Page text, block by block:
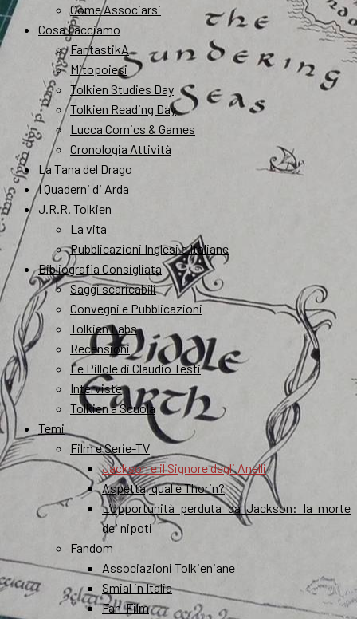
Come Associarsi
Cosa Facciamo
FantastikA
Mitopoiesi
Tolkien Studies Day
Tolkien Reading Day
Lucca Comics & Games
Cronologia Attività
La Tana del Drago
I Quaderni di Arda
J.R.R. Tolkien
La vita
Pubblicazioni Inglesi e Italiane
Bibliografia Consigliata
Saggi scaricabili
Convegni e Pubblicazioni
Tolkien Labs
Recensioni
Le Pillole di Claudio Testi
Interviste
Tolkien a Scuola
Temi
Film e Serie-TV
Jackson e il Signore degli Anelli
Aspetta, qual è Thorin?
L’opportunità perduta da Jackson: la morte
dei nipoti
Fandom
Associazioni Tolkieniane
Smial in Italia
Fan-Film